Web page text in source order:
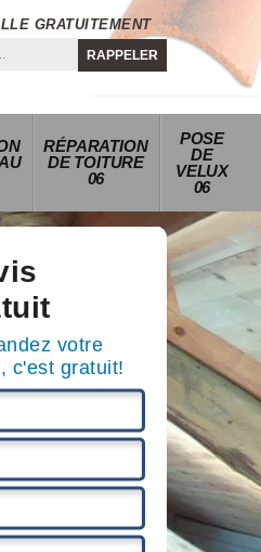
GRATUITEMENT
RÉPARATION
DE TOITURE
06
POSE
DE
VELUX
06
votre
c'est gratuit!